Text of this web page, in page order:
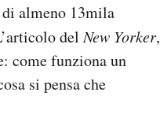
almeno 13mila
delNew Yorker,
come funziona un
si pensa che